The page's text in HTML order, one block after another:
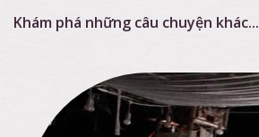
Khám phá những câu chuyện khác...